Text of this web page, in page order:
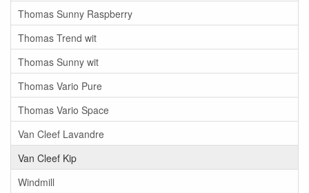
Thomas Sunny Raspberry
Thomas Trend wit
Thomas Sunny wit
Thomas Vario Pure
Thomas Vario Space
Van Cleef Lavandre
Van Cleef Kip
Windmill